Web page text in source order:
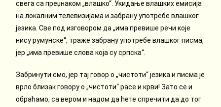
свега са преџнаком „влашко“. Укидање влашких емисија
на локалним телевизијама и забрану употребе влашког
језика. Све под изговором да „има превише речи које
нису румунске“, траже забрану употребе влашког писма,
јер „има превише слова која су српска“.
Забринути смо, јер тај говор о „чистоти“ језика и писма је
врло близак говору о „чистоти“ расе и крви! Зато се и
обраћамо, са вером и надом да ћете спречити да до тог